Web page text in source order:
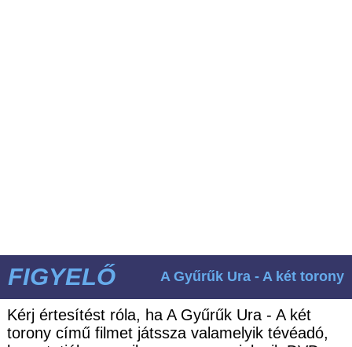
FIGYELŐ A Gyűrűk Ura - A két torony
Kérj értesítést róla, ha A Gyűrűk Ura - A két
torony című filmet játssza valamelyik tévéadó,